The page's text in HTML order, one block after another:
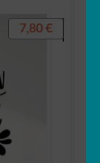
7,80 €